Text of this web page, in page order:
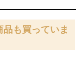
も買っていま